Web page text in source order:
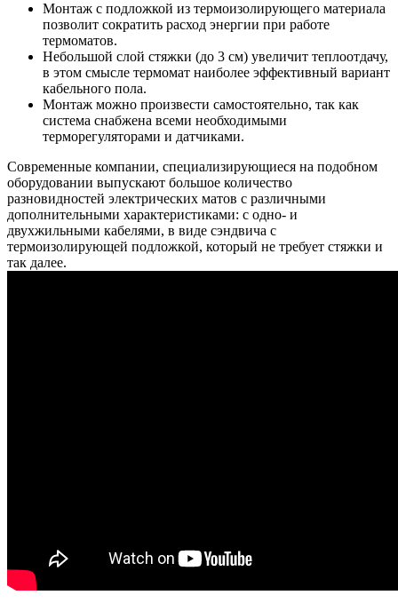
Монтаж с подложкой из термоизолирующего материала
позволит сократить расход энергии при работе
термоматов.
Небольшой слой стяжки (до 3 см) увеличит теплоотдачу,
в этом смысле термомат наиболее эффективный вариант
кабельного пола.
Монтаж можно произвести самостоятельно, так как
система снабжена всеми необходимыми
терморегуляторами и датчиками.
Современные компании, специализирующиеся на подобном
оборудовании выпускают большое количество
разновидностей электрических матов с различными
дополнительными характеристиками: с одно- и
двухжильными кабелями, в виде сэндвича с
термоизолирующей подложкой, который не требует стяжки и
так далее.